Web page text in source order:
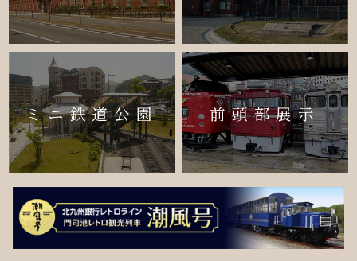
ミニ鉄道公園 前頭部展示